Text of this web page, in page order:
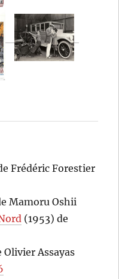
Frédéric Forestier
Mamoru Oshii
(1953) de
Olivier Assayas